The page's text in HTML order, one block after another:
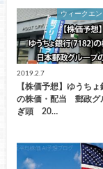
ウィークエ
2019.2.7
【株価予想】ゆうち
の株価・配当 郵政グ
ぎ頭 20…